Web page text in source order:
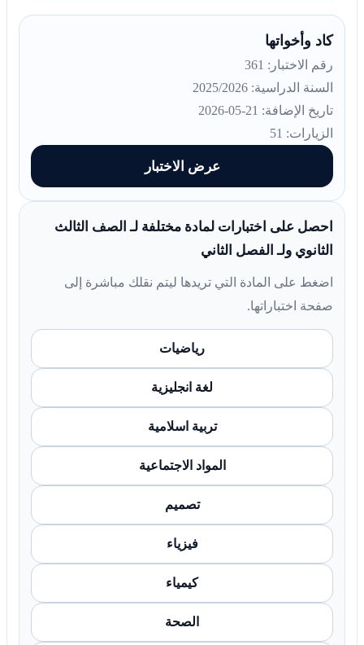
كاد وأخواتها
رقم الاختبار: 361
السنة الدراسية: 2025/2026
تاريخ الإضافة: 21-05-2026
الزيارات: 51
عرض الاختبار
احصل على اختبارات لمادة مختلفة لـ الصف الثالث
الثانوي ولـ الفصل الثاني
اضغط على المادة التي تريدها ليتم نقلك مباشرة إلى
صفحة اختباراتها.
رياضيات
لغة انجليزية
تربية اسلامية
المواد الاجتماعية
تصميم
فيزياء
كيمياء
الصحة